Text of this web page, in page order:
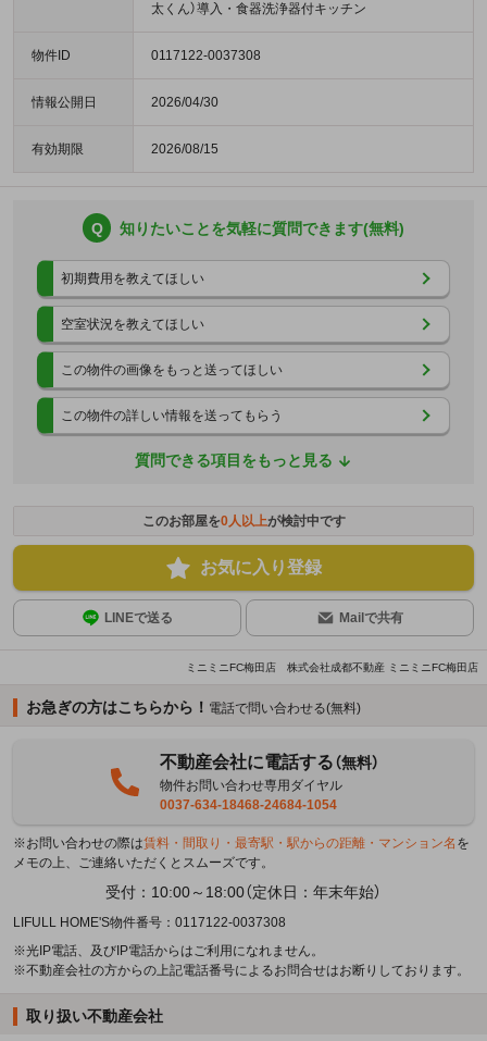
太くん）導入・食器洗浄器付キッチン
物件ID 0117122-0037308
情報公開日 2026/04/30
有効期限 2026/08/15
Q 知りたいことを気軽に質問できます(無料)
初期費用を教えてほしい
空室状況を教えてほしい
この物件の画像をもっと送ってほしい
この物件の詳しい情報を送ってもらう
質問できる項目をもっと見る
このお部屋を0人以上が検討中です
お気に入り登録
LINEで送る Mailで共有
ミニミニFC梅田店 株式会社成都不動産 ミニミニFC梅田店
お急ぎの方はこちらから！ 電話で問い合わせる(無料)
不動産会社に電話する（無料）
物件お問い合わせ専用ダイヤル
0037-634-18468-24684-1054
※お問い合わせの際は賃料・間取り・最寄駅・駅からの距離・マンション名 を
メモの上、ご連絡いただくとスムーズです。
受付：10:00～18:00（定休日：年末年始）
LIFULL HOME'S物件番号：0117122-0037308
※光IP電話、及びIP電話からはご利用になれません。
※不動産会社の方からの上記電話番号によるお問合せはお断りしております。
取り扱い不動産会社